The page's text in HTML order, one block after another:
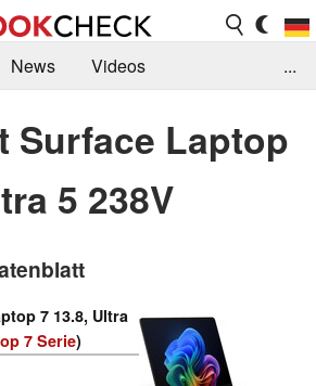
News
Videos
Suche
Jobs
...
Surface Laptop
5 238V
7 13.8, Ultra
7 Serie)